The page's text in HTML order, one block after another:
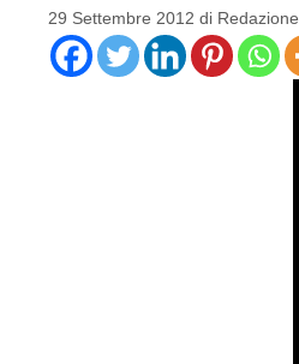
29 Settembre 2012 di Redazione